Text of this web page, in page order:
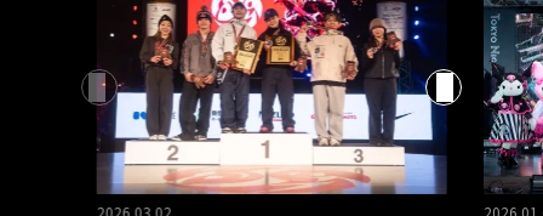
2026.03.02